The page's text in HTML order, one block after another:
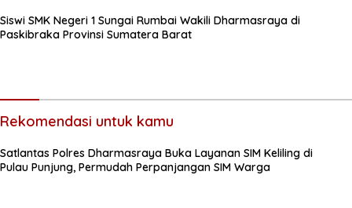
Siswi SMK Negeri 1 Sungai Rumbai Wakili Dharmasraya di
Paskibraka Provinsi Sumatera Barat
Rekomendasi untuk kamu
Satlantas Polres Dharmasraya Buka Layanan SIM Keliling di
Pulau Punjung, Permudah Perpanjangan SIM Warga